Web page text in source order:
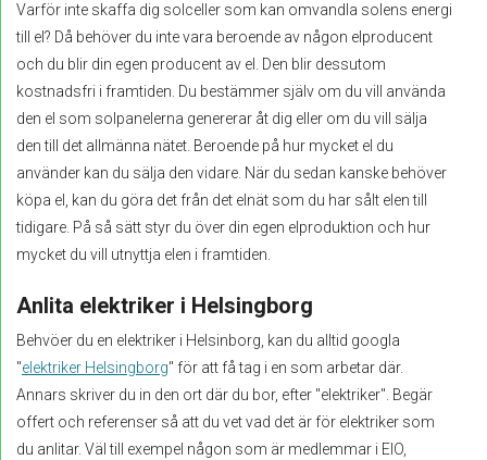
Varför inte skaffa dig solceller som kan omvandla solens energi
till el? Då behöver du inte vara beroende av någon elproducent
och du blir din egen producent av el. Den blir dessutom
kostnadsfri i framtiden. Du bestämmer själv om du vill använda
den el som solpanelerna genererar åt dig eller om du vill sälja
den till det allmänna nätet. Beroende på hur mycket el du
använder kan du sälja den vidare. När du sedan kanske behöver
köpa el, kan du göra det från det elnät som du har sålt elen till
tidigare. På så sätt styr du över din egen elproduktion och hur
mycket du vill utnyttja elen i framtiden.
Anlita elektriker i Helsingborg
Behvöer du en elektriker i Helsinborg, kan du alltid googla
"elektriker Helsingborg" för att få tag i en som arbetar där.
Annars skriver du in den ort där du bor, efter "elektriker". Begär
offert och referenser så att du vet vad det är för elektriker som
du anlitar. Väl till exempel någon som är medlemmar i EIO,